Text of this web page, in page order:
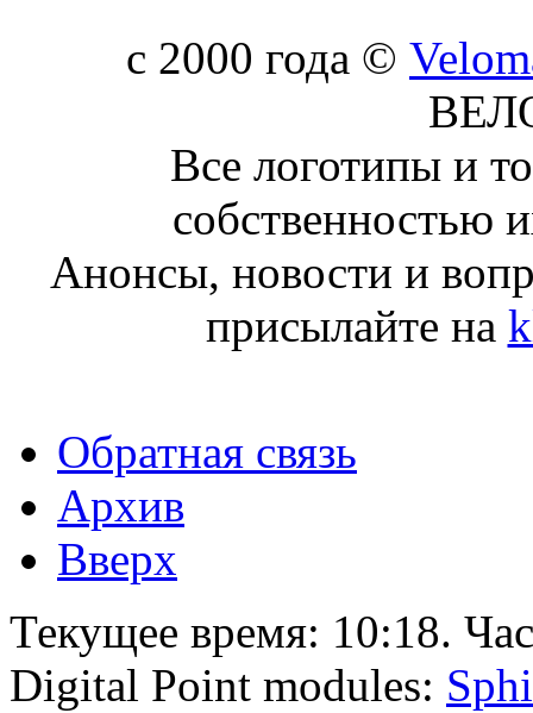
c 2000 года ©
Все логотипы и
собственностью
Анонсы, новости и
присылайте на
Обратная связь
Архив
Вверх
Текущее время: 10:18.
Digital Point modules: